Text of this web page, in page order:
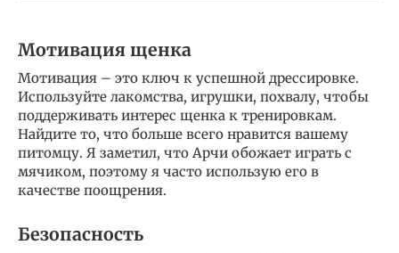
Мотивация щенка
Мотивация – это ключ к успешной дрессировке.
Используйте лакомства, игрушки, похвалу, чтобы
поддерживать интерес щенка к тренировкам.
Найдите то, что больше всего нравится вашему
питомцу. Я заметил, что Арчи обожает играть с
мячиком, поэтому я часто использую его в
качестве поощрения.
Безопасность